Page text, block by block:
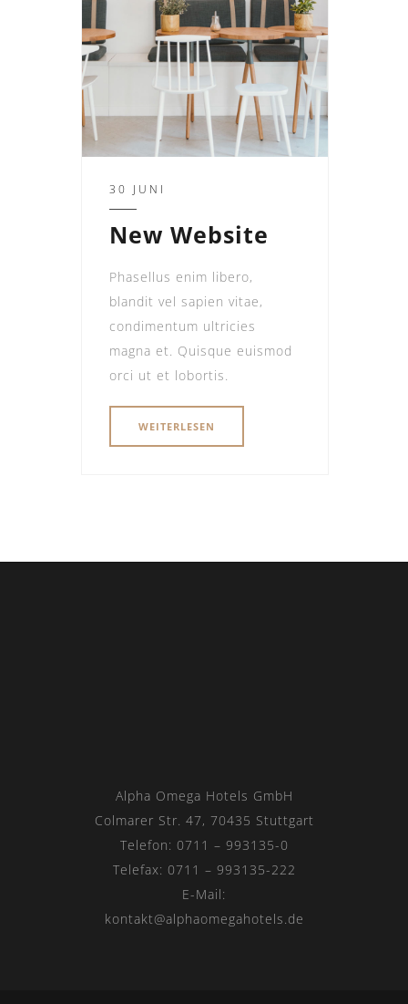
30 JUNI
New Website
Phasellus enim libero,
blandit vel sapien vitae,
condimentum ultricies
magna et. Quisque euismod
orci ut et lobortis.
WEITERLESEN
Alpha Omega Hotels GmbH
Colmarer Str. 47, 70435 Stuttgart
Telefon: 0711 – 993135-0
Telefax: 0711 – 993135-222
E-Mail:
kontakt@alphaomegahotels.de